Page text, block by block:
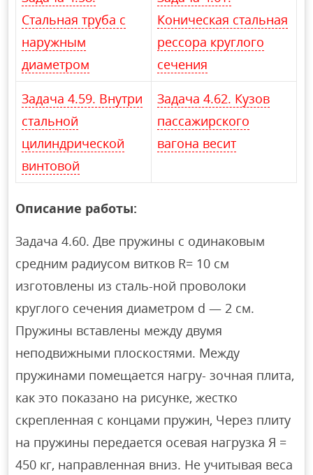
Стальная труба с
наружным
диаметром
Коническая стальная
рессора круглого
сечения
Задача 4.59. Внутри
стальной
цилиндрической
винтовой
Задача 4.62. Кузов
пассажирского
вагона весит
Описание работы:
Задача 4.60. Две пружины с одинаковым
средним радиусом витков R= 10 см
изготовлены из сталь-ной проволоки
круглого сечения диаметром d — 2 см.
Пружины вставлены между двумя
неподвижными плоскостями. Между
пружинами помещается нагру- зочная плита,
как это показано на рисунке, жестко
скрепленная с концами пружин, Через плиту
на пружины передается осевая нагрузка Я =
450 кг, направленная вниз. Не учитывая веса